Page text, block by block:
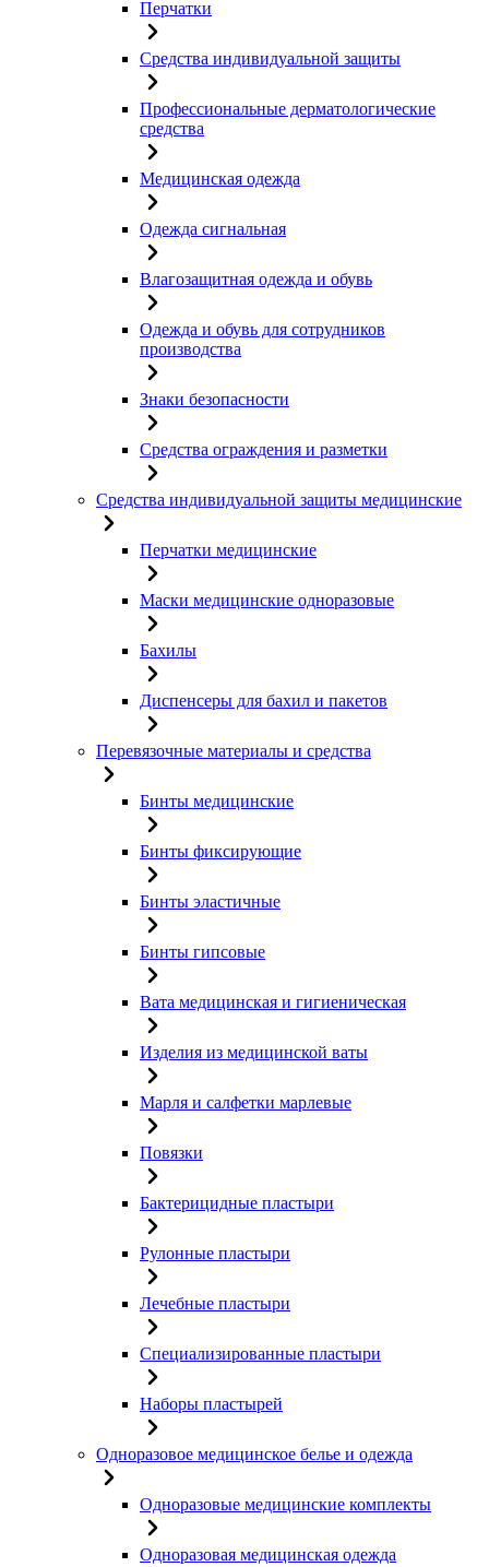
Перчатки
Средства индивидуальной защиты
Профессиональные дерматологические
средства
Медицинская одежда
Одежда сигнальная
Влагозащитная одежда и обувь
Одежда и обувь для сотрудников
производства
Знаки безопасности
Средства ограждения и разметки
Средства индивидуальной защиты медицинские
Перчатки медицинские
Маски медицинские одноразовые
Бахилы
Диспенсеры для бахил и пакетов
Перевязочные материалы и средства
Бинты медицинские
Бинты фиксирующие
Бинты эластичные
Бинты гипсовые
Вата медицинская и гигиеническая
Изделия из медицинской ваты
Марля и салфетки марлевые
Повязки
Бактерицидные пластыри
Рулонные пластыри
Лечебные пластыри
Специализированные пластыри
Наборы пластырей
Одноразовое медицинское белье и одежда
Одноразовые медицинские комплекты
Одноразовая медицинская одежда